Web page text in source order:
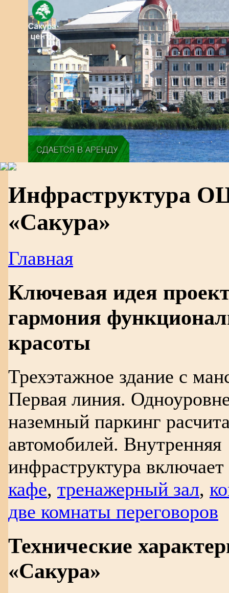
Инфраструктура
«Сакура»
Главная
Ключевая идея
гармония
красоты
Трехэтажное здание с
Первая линия.
наземный паркинг
автомобилей. Внутренняя
инфраструктура включает
кафе, тренажерный зал,
две комнаты переговоров
Технические
«Сакура»